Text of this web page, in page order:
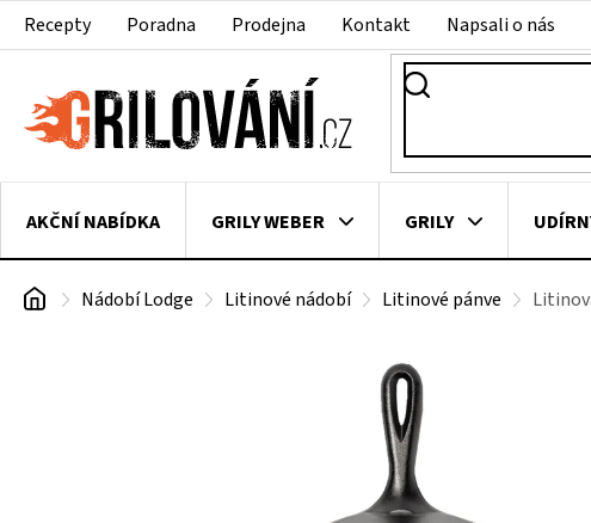
PřejítRecepty Poradna Prodejna Kontakt Napsali o nás
AKČNÍ NABÍDKA GRILY WEBER GRILY
VAKUOVAČKY LEDNICE NA ZRÁNÍ MASA
DomůNádobí Lodge Litinové nádobí Litinové pánve